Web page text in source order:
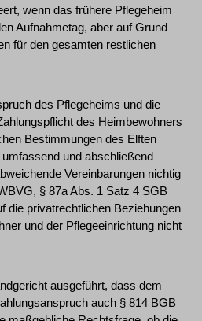
wenn das frühere Pflegeheim
Aufnahmetag, aber auf Grund
für den gesamten restlichen
des Pflegeheims und die
des Heimbewohners
Bestimmungen des Elften
und abschließend
Vereinbarungen nichtig
§ 87a Abs. 1 Satz 4 SGB
die privatrechtlichen Beziehungen
und der Pflegeeinrichtung nicht
ausgeführt, dass dem
auch § 814 BGB